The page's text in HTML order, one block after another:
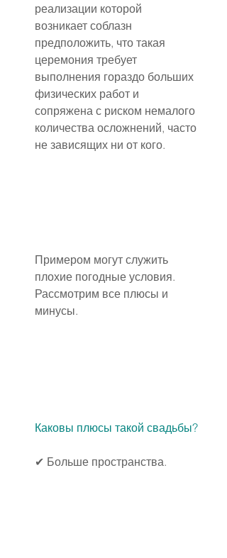
реализации которой
возникает соблазн
предположить, что такая
церемония требует
выполнения гораздо больших
физических работ и
сопряжена с риском немалого
количества осложнений, часто
не зависящих ни от кого.
Примером могут служить
плохие погодные условия.
Рассмотрим все плюсы и
минусы.
Каковы плюсы такой свадьбы?
✔ Больше пространства.